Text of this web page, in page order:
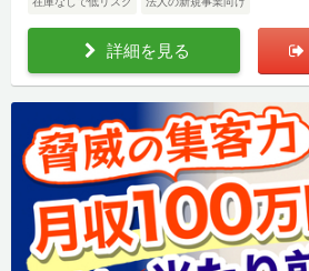
詳細を見る